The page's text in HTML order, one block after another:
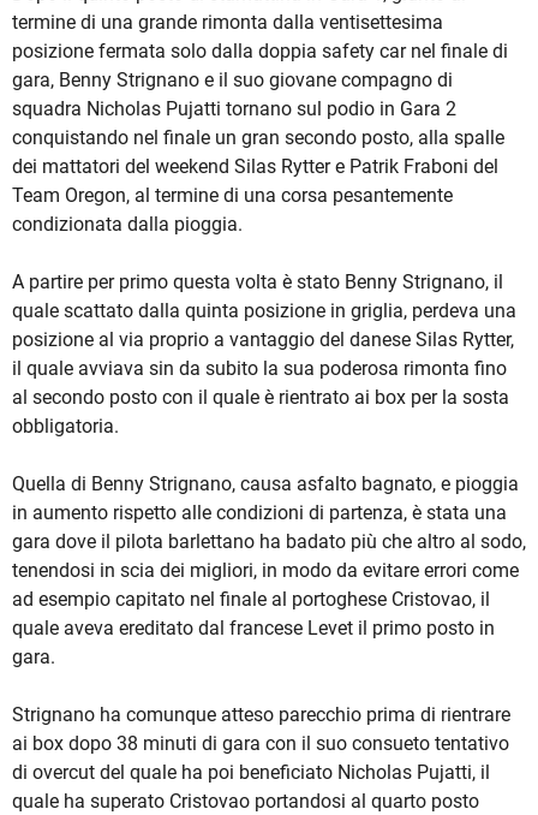
termine di una grande rimonta dalla ventisettesima
posizione fermata solo dalla doppia safety car nel finale di
gara, Benny Strignano e il suo giovane compagno di
squadra Nicholas Pujatti tornano sul podio in Gara 2
conquistando nel finale un gran secondo posto, alla spalle
dei mattatori del weekend Silas Rytter e Patrik Fraboni del
Team Oregon, al termine di una corsa pesantemente
condizionata dalla pioggia.
A partire per primo questa volta è stato Benny Strignano, il
quale scattato dalla quinta posizione in griglia, perdeva una
posizione al via proprio a vantaggio del danese Silas Rytter,
il quale avviava sin da subito la sua poderosa rimonta fino
al secondo posto con il quale è rientrato ai box per la sosta
obbligatoria.
Quella di Benny Strignano, causa asfalto bagnato, e pioggia
in aumento rispetto alle condizioni di partenza, è stata una
gara dove il pilota barlettano ha badato più che altro al sodo,
tenendosi in scia dei migliori, in modo da evitare errori come
ad esempio capitato nel finale al portoghese Cristovao, il
quale aveva ereditato dal francese Levet il primo posto in
gara.
Strignano ha comunque atteso parecchio prima di rientrare
ai box dopo 38 minuti di gara con il suo consueto tentativo
di overcut del quale ha poi beneficiato Nicholas Pujatti, il
quale ha superato Cristovao portandosi al quarto posto